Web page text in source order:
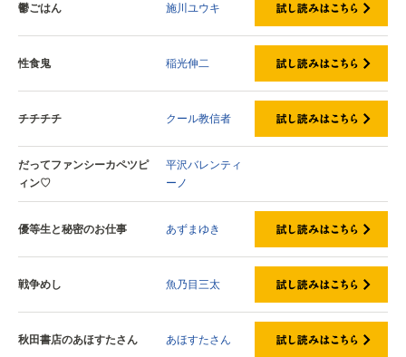
鬱ごはん 施川ユウキ
性食鬼 稲光伸二
チチチチ クール教信者
だってファンシーカペツピ
ィン♡
平沢バレンティ
ーノ
優等生と秘密のお仕事 あずまゆき
戦争めし 魚乃目三太
秋田書店のあほすたさん あほすたさん